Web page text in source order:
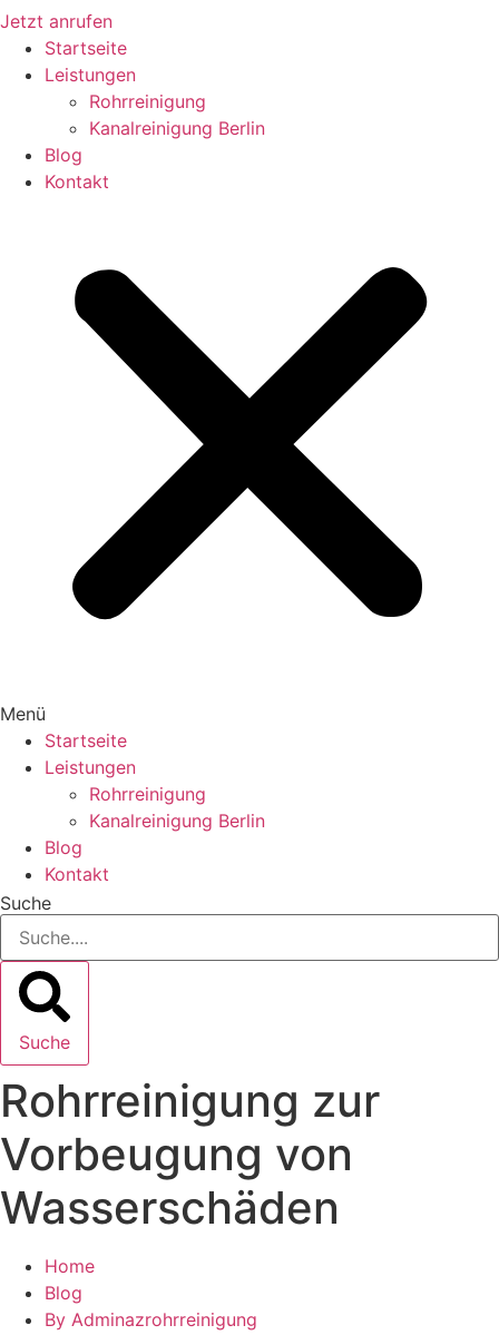
Jetzt anrufen
Startseite
Leistungen
Rohrreinigung
Kanalreinigung Berlin
Blog
Kontakt
Menü
Startseite
Leistungen
Rohrreinigung
Kanalreinigung Berlin
Blog
Kontakt
Suche
Suche
Rohrreinigung zur
Vorbeugung von
Wasserschäden
Home
Blog
By Adminazrohrreinigung